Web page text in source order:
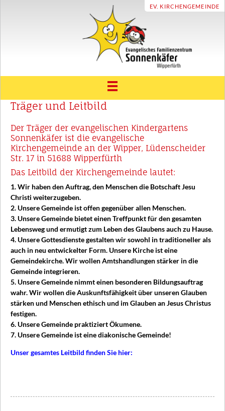
EV. KIRCHENGEMEINDE
ÜBER UNS
Träger und Leitbild
Unsere Geschichte
Konzept
Unser Sonnenkäfer Team
Eingewöhnung
UNSER HAUS
ELTERNRAT & FÖRDERVEREIN
Beratung und Unterstützung
Familienbildung und Erziehungspartnerschaft
Vereinbarkeit Familie und Beruf
Profilbereiche
Kooperationspartner
TERMINE
INFOTHEK
Aktuelles
Anmeldung
Downloads
KONTAKT
Träger und Leitbild
Der Träger der evangelischen Kindergartens
Sonnenkäfer ist die evangelische
Kirchengemeinde an der Wipper, Lüdenscheider
Str. 17 in 51688 Wipperfürth
Das Leitbild der Kirchengemeinde lautet:
1. Wir haben den Auftrag, den Menschen die Botschaft Jesu
Christi weiterzugeben.
2. Unsere Gemeinde ist offen gegenüber allen Menschen.
3. Unsere Gemeinde bietet einen Treffpunkt für den gesamten
Lebensweg und ermutigt zum Leben des Glaubens auch zu Hause.
4. Unsere Gottesdienste gestalten wir sowohl in traditioneller als
auch in neu entwickelter Form. Unsere Kirche ist eine
Gemeindekirche. Wir wollen Amtshandlungen stärker in die
Gemeinde integrieren.
5. Unsere Gemeinde nimmt einen besonderen Bildungsauftrag
wahr. Wir wollen die Auskunftsfähigkeit über unseren Glauben
stärken und Menschen ethisch und im Glauben an Jesus Christus
festigen.
6. Unsere Gemeinde praktiziert Ökumene.
7. Unsere Gemeinde ist eine diakonische Gemeinde!
Unser gesamtes Leitbild finden Sie hier: